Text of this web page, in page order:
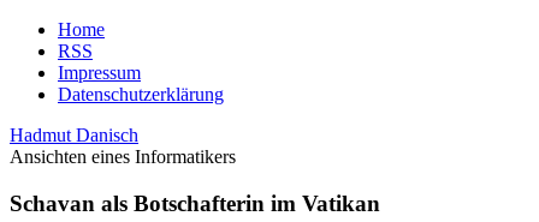
Home
RSS
Impressum
Datenschutzerklärung
Hadmut Danisch
Ansichten eines Informatikers
Schavan als Botschafterin im Vatikan